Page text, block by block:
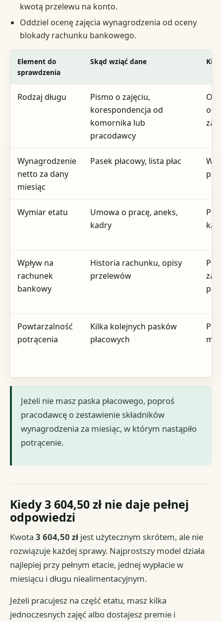
kwotą przelewu na konto.
Oddziel ocenę zajęcia wynagrodzenia od oceny
blokady rachunku bankowego.
Element do
sprawdzenia
Skąd wziąć dane
Rodzaj długu
Pismo o zajęciu,
korespondencja od
komornika lub
pracodawcy
Od
Wynagrodzenie
netto za dany
miesiąc
Pasek płacowy, lista płac
W
Wymiar etatu
Umowa o pracę, aneks,
kadry
Wpływ na
rachunek
bankowy
Historia rachunku, opisy
przelewów
Po
Powtarzalność
potrącenia
Kilka kolejnych pasków
płacowych
Jeżeli nie masz paska płacowego, poproś
pracodawcę o zestawienie składników
wynagrodzenia za miesiąc, w którym nastąpiło
potrącenie.
Kiedy 3 604,50 zł nie daje pełnej
odpowiedzi
Kwota3 604,50 zł jest użytecznym skrótem, ale nie
rozwiązuje każdej sprawy. Najprostszy model działa
najlepiej przy pełnym etacie, jednej wypłacie w
miesiącu i długu niealimentacyjnym.
Jeżeli pracujesz na część etatu, masz kilka
jednoczesnych zajęć albo dostajesz premie i